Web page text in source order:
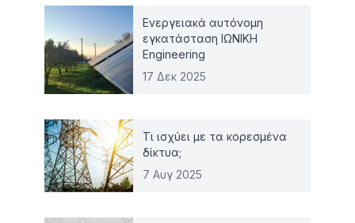
Ενεργειακά αυτόνομη
εγκατάσταση ΙΩΝΙΚΗ
Engineering
17 Δεκ 2025
Τι ισχύει με τα κορεσμένα
δίκτυα;
7 Αυγ 2025